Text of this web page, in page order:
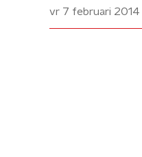
vr 7 februari 2014